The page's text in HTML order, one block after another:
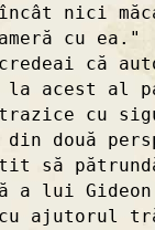
nici
cu ea."
că
la acest al
cu
din două
să
a lui
ajutorul